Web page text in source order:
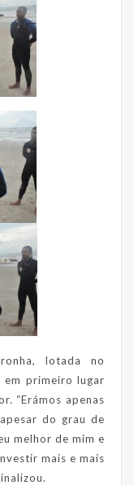
lotada no
em primeiro lugar
“Erámos apenas
do grau de
melhor de mim e
mais e mais